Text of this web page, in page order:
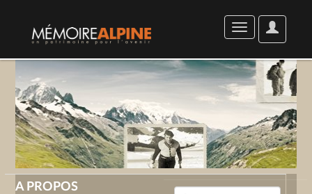
User
Options
Toggle
navigation
A PROPOS